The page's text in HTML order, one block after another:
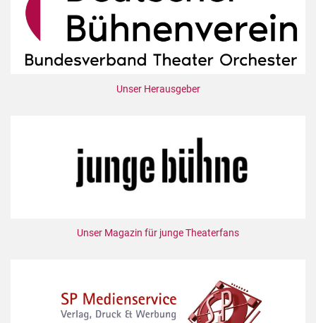
Unser Herausgeber
Unser Magazin für junge Theaterfans